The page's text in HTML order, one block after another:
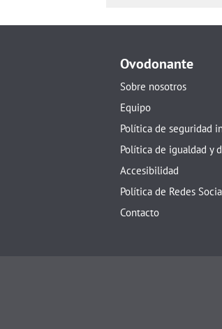
Ovodonante
Sobre nosotros
Equipo
Política de seguridad
Política de igualdad y
Accesibilidad
Política de Redes
Contacto